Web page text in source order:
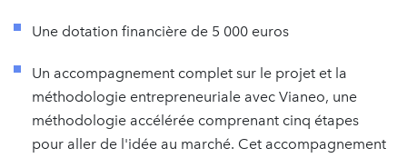
Une dotation financière de 5 000 euros
Un accompagnement complet sur le projet et la
méthodologie entrepreneuriale avec Vianeo, une
méthodologie accélérée comprenant cinq étapes
pour aller de l'idée au marché. Cet accompagnement